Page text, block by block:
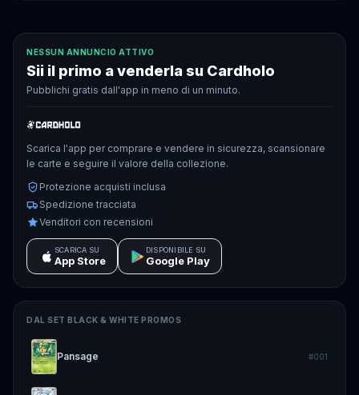
NESSUN ANNUNCIO ATTIVO
Sii il primo a venderla su Cardholo
Pubblichi gratis dall'app in meno di un minuto.
Scarica l'app per comprare e vendere in sicurezza, scansionare
le carte e seguire il valore della collezione.
Protezione acquisti inclusa
Spedizione tracciata
Venditori con recensioni
SCARICA SU
App Store
DISPONIBILE SU
Google Play
DAL SET BLACK & WHITE PROMOS
Pansage #001